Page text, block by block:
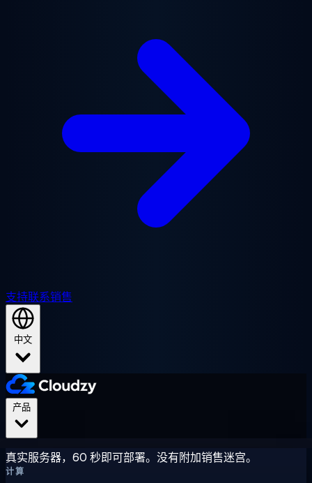
支持联系销售
中文
真实服务器，60 秒即可部署。没有附加销售迷宫。
计算